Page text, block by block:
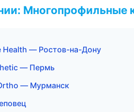
Многопрофильные
Health — Ростов-на-Дону
— Пермь
— Мурманск